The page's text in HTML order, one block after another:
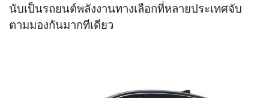
นับเป็นรถยนต์พลังงานทางเลือกที่หลายประเทศจับ
ตามมองกันมากทีเดียว